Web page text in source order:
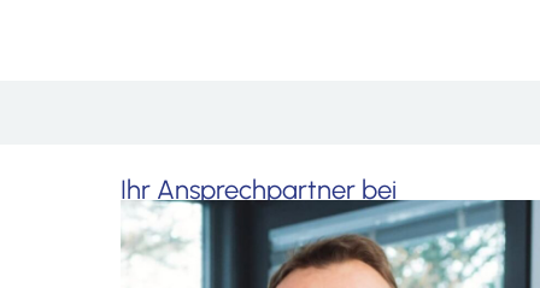
Ihr Ansprechpartner bei
Beratungsfragen